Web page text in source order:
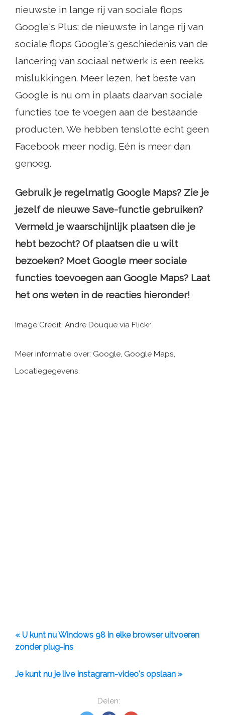
Delen:
nieuwste in lange rij van sociale flops
Google's Plus: de nieuwste in lange rij van
sociale flops Google's geschiedenis van de
lancering van sociaal netwerk is een reeks
mislukkingen. Meer lezen, het beste van
Google is nu om in plaats daarvan sociale
functies toe te voegen aan de bestaande
producten. We hebben tenslotte echt geen
Facebook meer nodig. Eén is meer dan
genoeg.
Gebruik je regelmatig Google Maps? Zie je
jezelf de nieuwe Save-functie gebruiken?
Vermeld je waarschijnlijk plaatsen die je
hebt bezocht? Of plaatsen die u wilt
bezoeken? Moet Google meer sociale
functies toevoegen aan Google Maps? Laat
het ons weten in de reacties hieronder!
Image Credit: Andre Douque via Flickr
Meer informatie over: Google, Google Maps,
Locatiegegevens.
« U kunt nu Windows 98 in elke browser uitvoeren
zonder plug-ins
Je kunt nu je live Instagram-video's opslaan »